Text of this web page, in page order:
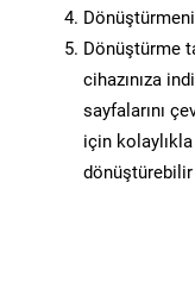
Dönüştürme
cihazınıza
sayfalarını
için